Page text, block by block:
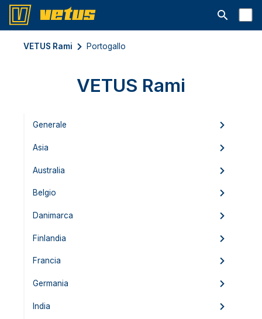
Aprire la
VETUS Rami Portogallo
VETUS Rami
Generale
Asia
Australia
Belgio
Danimarca
Finlandia
Francia
Germania
India